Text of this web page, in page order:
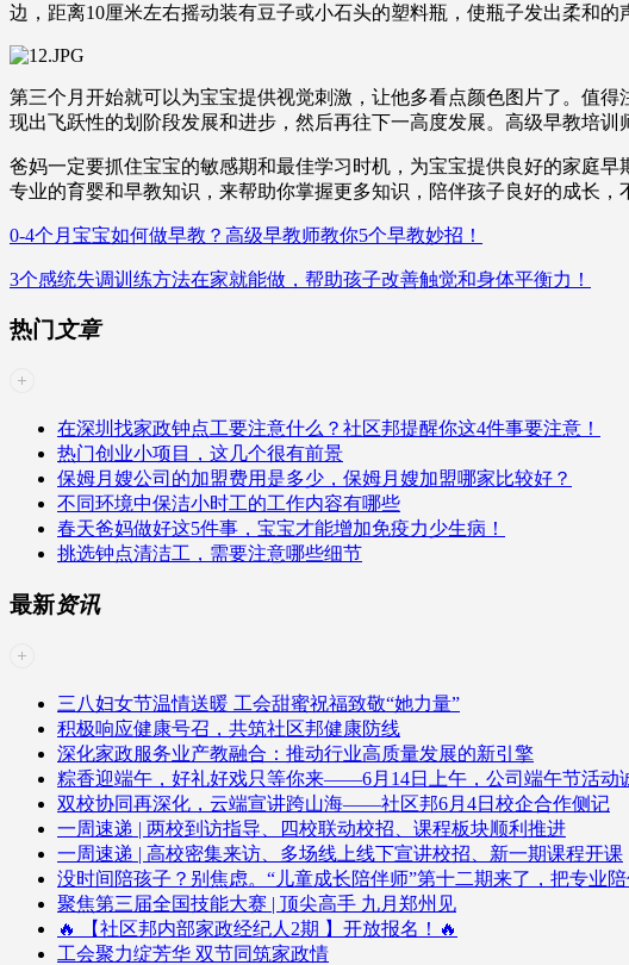
边，距离10厘米左右摇动装有豆子或小石头的塑料瓶，使瓶子发出柔和
第三个月开始就可以为宝宝提供视觉刺激，让他多看点颜色图片了。值
现出飞跃性的划阶段发展和进步，然后再往下一高度发展。高级早教培
爸妈一定要抓住宝宝的敏感期和最佳学习时机，为宝宝提供良好的家庭
专业的育婴和早教知识，来帮助你掌握更多知识，陪伴孩子良好的成长，
0-4个月宝宝如何做早教？高级早教师教你5个早教妙招！
3个感统失调训练方法在家就能做，帮助孩子改善触觉和身体平衡力！
热门 文章
在深圳找家政钟点工要注意什么？社区邦提醒你这4件事要注意！
热门创业小项目，这几个很有前景
保姆月嫂公司的加盟费用是多少，保姆月嫂加盟哪家比较好？
不同环境中保洁小时工的工作内容有哪些
春天爸妈做好这5件事，宝宝才能增加免疫力少生病！
挑选钟点清洁工，需要注意哪些细节
最新资讯
三八妇女节温情送暖 工会甜蜜祝福致敬“她力量”
积极响应健康号召，共筑社区邦健康防线
深化家政服务业产教融合：推动行业高质量发展的新引擎
粽香迎端午，好礼好戏只等你来——6月14日上午，公司端午节活动
双校协同再深化，云端宣讲跨山海——社区邦6月4日校企合作侧记
一周速递 | 两校到访指导、四校联动校招、课程板块顺利推进
一周速递 | 高校密集来访、多场线上线下宣讲校招、新一期课程开课
没时间陪孩子？别焦虑。“儿童成长陪伴师”第十二期来了，把专业
聚焦第三届全国技能大赛 | 顶尖高手 九月郑州见
🔥 【社区邦内部家政经纪人2期 】开放报名！🔥
工会聚力绽芳华 双节同筑家政情